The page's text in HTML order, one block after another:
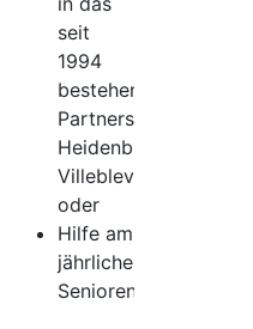
seit
1994
bestehende
Partnerschaftskomitee
Heidenburg-
Villeblevin
oder
Hilfe am
jährlichen
Seniorentag.